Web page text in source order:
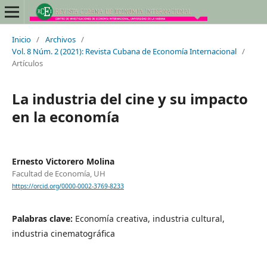
Inicio / Archivos /
Vol. 8 Núm. 2 (2021): Revista Cubana de Economía Internacional /
Artículos
La industria del cine y su impacto
en la economía
Ernesto Victorero Molina
Facultad de Economía, UH
https://orcid.org/0000-0002-3769-8233
Palabras clave: Economía creativa, industria cultural,
industria cinematográfica